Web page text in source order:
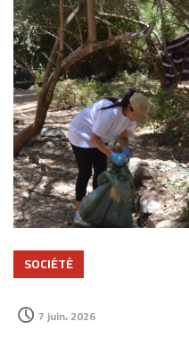
SOCIÉTÉ
7 juin، 2026